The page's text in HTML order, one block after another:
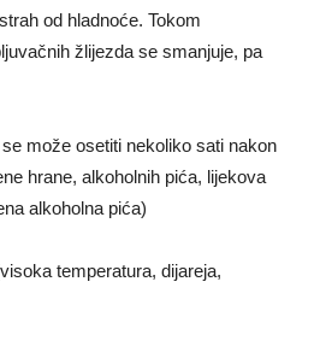
od hladnoće. Tokom
žlijezda se smanjuje, pa
može osetiti nekoliko sati nakon
hrane, alkoholnih pića, lijekova
alkoholna pića)
temperatura, dijareja,